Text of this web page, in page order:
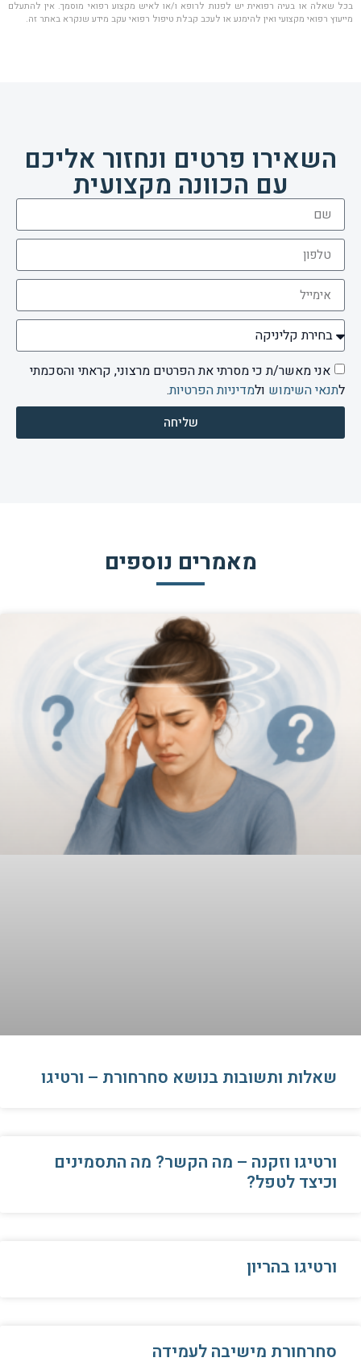
בכל שאלה או בעיה רפואית יש לפנות לרופא ו/או לאיש מקצוע רפואי מוסמך. אין להתעלם
מייעוץ רפואי מקצועי ואין להימנע או לעכב קבלת טיפול רפואי עקב מידע שנקרא באתר זה.
השאירו פרטים ונחזור אליכם
עם הכוונה מקצועית
אני מאשר/ת כי מסרתי את הפרטים מרצוני, קראתי והסכמתי
לתנאי השימוש ולמדיניות הפרטיות.
שליחה
מאמרים נוספים
שאלות ותשובות בנושא סחרחורת – ורטיגו
ורטיגו וזקנה – מה הקשר? מה התסמינים
וכיצד לטפל?
ורטיגו בהריון
סחרחורת מישיבה לעמידה